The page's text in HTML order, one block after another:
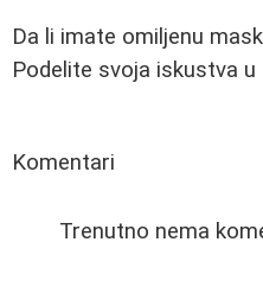
Da li imate omiljenu
Podelite svoja iskustva
Komentari
Trenutno nema